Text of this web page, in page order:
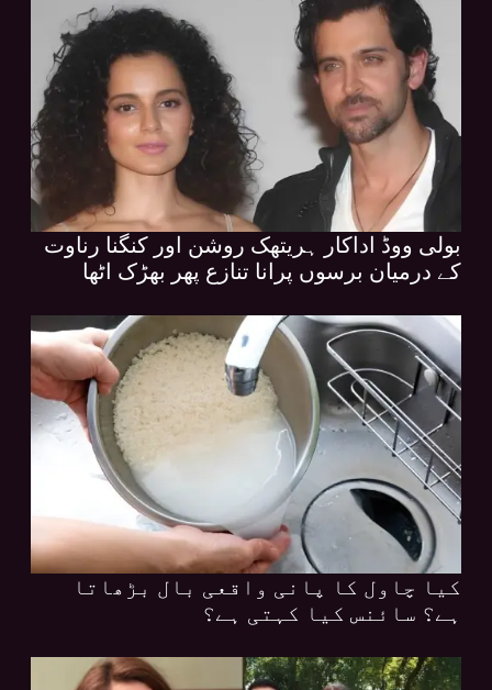
بولی ووڈ اداکار ہریتھک روشن اور کنگنا رناوت
کے درمیان برسوں پرانا تنازع پھر بھڑک اٹھا
کیا چاول کا پانی واقعی بال بڑھاتا
ہے؟ سائنس کیا کہتی ہے؟